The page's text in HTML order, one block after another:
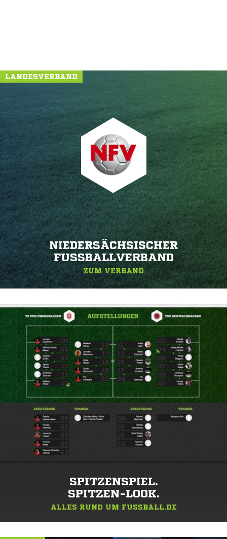
LANDESVERBAND
NIEDERSÄCHSISCHER
FUSSBALLVERBAND
ZUM VERBAND
SPITZENSPIEL.
SPITZEN-LOOK.
ALLES RUND UM FUSSBALL.DE